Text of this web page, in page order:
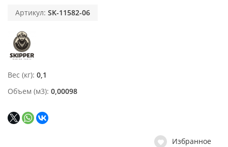
Артикул: SK-11582-06
Вес (кг) 0,1
Объем (м3) 0,00098
Избранное